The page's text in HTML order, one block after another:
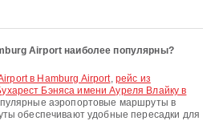
Airport наиболее популярны?
в Hamburg Airport, рейс из
Бэняса имени Ауреля Влайку в
аэропортовые маршруты в
обеспечивают удобные пересадки для